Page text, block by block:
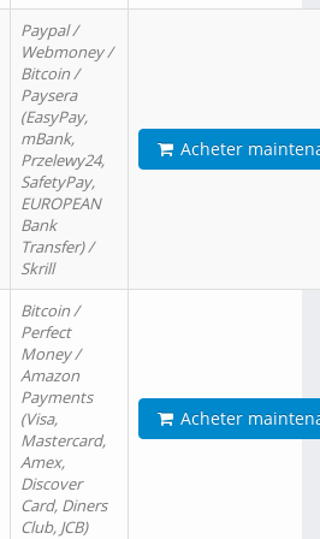
Paypal /
Webmoney /
Bitcoin /
Paysera
(EasyPay,
mBank,
Przelewy24,
SafetyPay,
EUROPEAN
Bank
Transfer) /
Skrill
Acheter
Bitcoin /
Perfect
Money /
Amazon
Payments
(Visa,
Mastercard,
Amex,
Discover
Card, Diners
Club, JCB)
Acheter